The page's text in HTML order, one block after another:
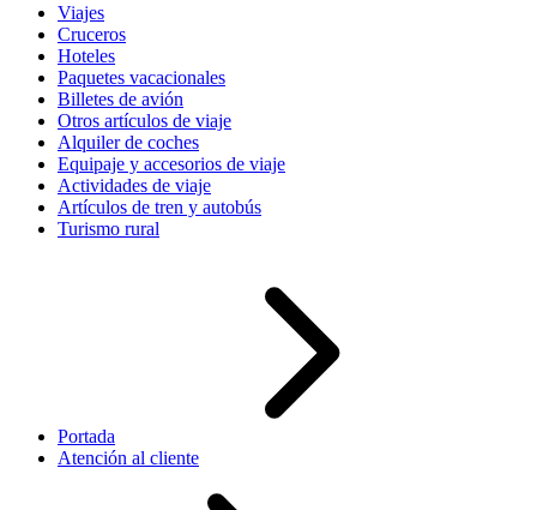
Viajes
Cruceros
Hoteles
Paquetes vacacionales
Billetes de avión
Otros artículos de viaje
Alquiler de coches
Equipaje y accesorios de viaje
Actividades de viaje
Artículos de tren y autobús
Turismo rural
Portada
Atención al cliente